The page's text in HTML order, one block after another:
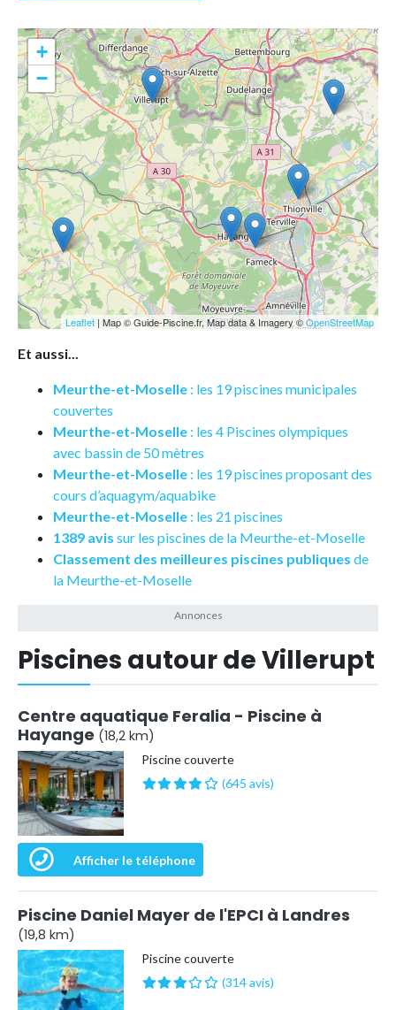
+
−
Leaflet | Map © Guide-Piscine.fr, Map data & Imagery ©OpenStreetMap
Et aussi...
Meurthe-et-Moselle : les 19 piscines municipales
couvertes
Meurthe-et-Moselle : les 4 Piscines olympiques
avec bassin de 50 mètres
Meurthe-et-Moselle : les 19 piscines proposant des
cours d’aquagym/aquabike
Meurthe-et-Moselle : les 21 piscines
1389 avis sur les piscines de la Meurthe-et-Moselle
Classement des meilleures piscines publiques de
la Meurthe-et-Moselle
Piscines autour de Villerupt
Centre aquatique Feralia - Piscine à
Hayange (18,2 km)
Piscine couverte
(645 avis)
Afficher le téléphone
Piscine Daniel Mayer de l'EPCI à Landres
(19,8 km)
Piscine couverte
(314 avis)